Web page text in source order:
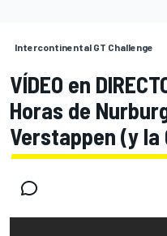
Intercontinental GT Challenge
VÍDEO en
Horas de
Verstappen (y la